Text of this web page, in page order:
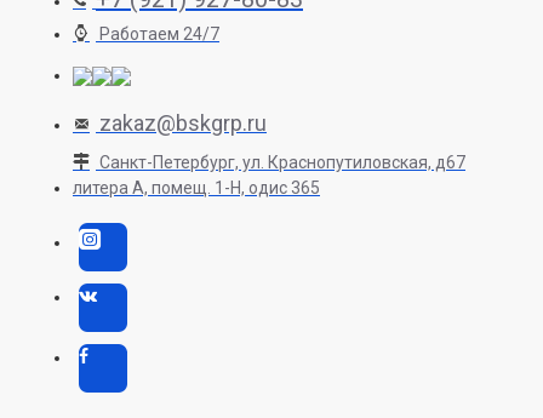
Работаем 24/7
zakaz@bskgrp.ru
Санкт-Петербург, ул. Краснопутиловская, д67
литера А, помещ. 1-H, одис 365